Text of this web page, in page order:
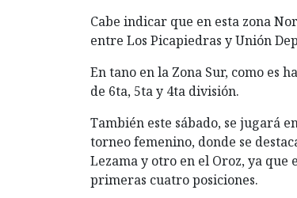
Cabe indicar que en esta zona
entre Los Picapiedras y Unión
En tano en la Zona Sur, como es
de 6ta, 5ta y 4ta división.
También este sábado, se jugará
torneo femenino, donde se
Lezama y otro en el Oroz, ya que
primeras cuatro posiciones.